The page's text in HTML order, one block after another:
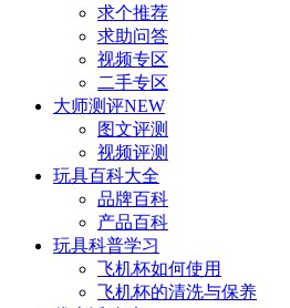
求个推荐
求助问答
视频专区
二手专区
大师测评NEW
图文评测
视频评测
玩具百科大全
品牌百科
产品百科
玩具科普学习
飞机杯如何使用
飞机杯的清洗与保养